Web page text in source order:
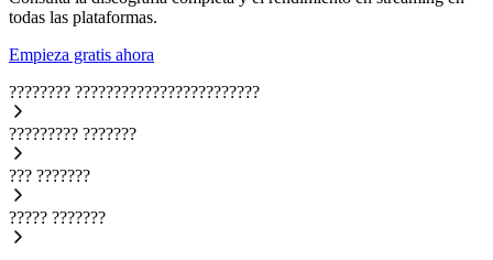
todas las plataformas.
Empieza gratis ahora
???????? ????????????????????????
????????? ???????
??? ???????
????? ???????